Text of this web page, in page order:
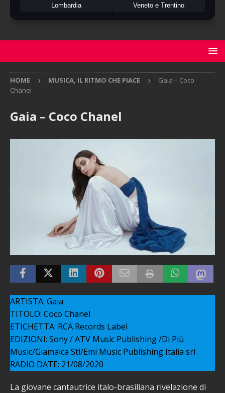
Lombardia Veneto e Trentino
HOME MUSICA, IL RITMO CHE PIACE
Gaia – Coco
Chanel
Gaia – Coco Chanel
ARTISTA: Gaia
TITOLO: Coco Chanel
ETICHETTA: RCA Records Label
EDIZIONI: Sony / ATV Music Publishing /Di Più
Music/Giamaica Stl/Emi Music Publishing Italia srl
RADIO DATE: 21/08/2020
La giovane cantautrice italo-brasiliana rivelazione di